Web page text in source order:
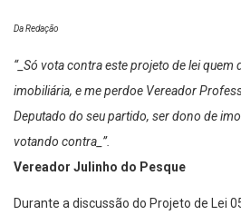
Da Redação
“_Só vota contra este projeto de lei quem
imobiliária, e me perdoe Vereador
Deputado do seu partido, ser dono de
votando contra_”.
Vereador Julinho do Pesque
Durante a discussão do Projeto de Lei